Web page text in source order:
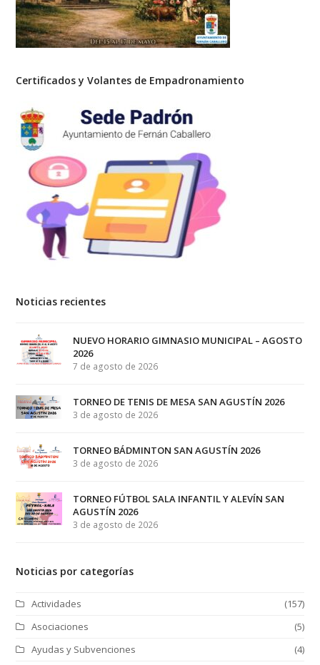
Certificados y Volantes de Empadronamiento
Noticias recientes
NUEVO HORARIO GIMNASIO MUNICIPAL – AGOSTO
2026
7 de agosto de 2026
TORNEO DE TENIS DE MESA SAN AGUSTÍN 2026
3 de agosto de 2026
TORNEO BÁDMINTON SAN AGUSTÍN 2026
3 de agosto de 2026
TORNEO FÚTBOL SALA INFANTIL Y ALEVÍN SAN
AGUSTÍN 2026
3 de agosto de 2026
Noticias por categorías
Actividades
(157)
Asociaciones
(5)
Ayudas y Subvenciones
(4)